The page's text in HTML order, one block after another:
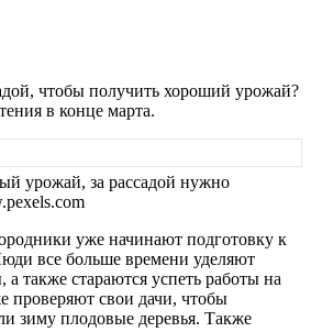
чтобы получить хороший урожай?
в конце марта.
урожай, за рассадой нужно
уже начинают подготовку к
все больше времени уделяют
также стараются успеть работы на
проверяют свои дачи, чтобы
зиму плодовые деревья. Также